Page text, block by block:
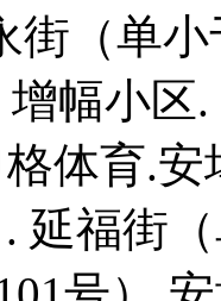
街（单
幅小区
体育.
延福街